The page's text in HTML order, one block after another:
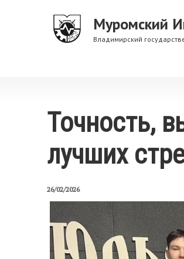
Муромский
Владимирский
Точность,
лучших
26/02/2026